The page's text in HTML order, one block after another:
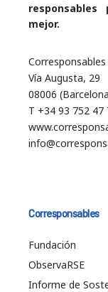
mejor.
Corresponsables
Vía Augusta, 29
08006
T +34 93 752 47
Corresponsables
Fundación
ObservaRSE
Informe de